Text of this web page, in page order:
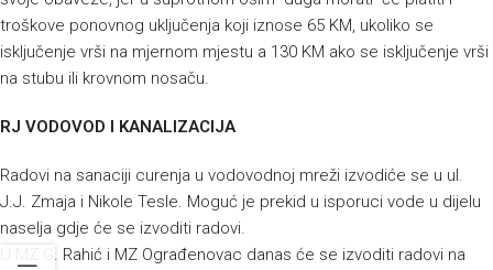
troškove ponovnog uključenja koji iznose 65 KM, ukoliko se
isključenje vrši na mjernom mjestu a 130 KM ako se isključenje vrši
na stubu ili krovnom nosaču.
RJ VODOVOD I KANALIZACIJA
Radovi na sanaciji curenja u vodovodnoj mreži izvodiće se u ul.
J.J. Zmaja i Nikole Tesle. Moguć je prekid u isporuci vode u dijelu
naselja gdje će se izvoditi radovi.
U MZ G. Rahić i MZ Ograđenovac danas će se izvoditi radovi na